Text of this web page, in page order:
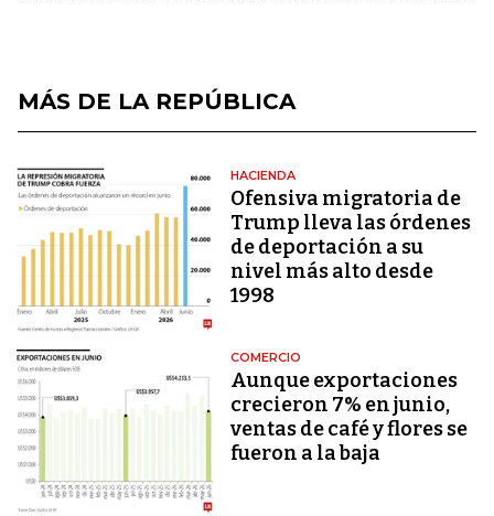
MÁS DE LA REPÚBLICA
HACIENDA
Ofensiva migratoria de
Trump lleva las órdenes
de deportación a su
nivel más alto desde
1998
COMERCIO
Aunque exportaciones
crecieron 7% en junio,
ventas de café y flores se
fueron a la baja